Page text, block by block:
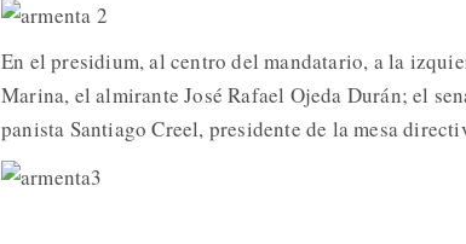
En el presidium, al centro del mandatario, a la
Marina, el almirante José Rafael Ojeda Durán; el
panista Santiago Creel, presidente de la mesa